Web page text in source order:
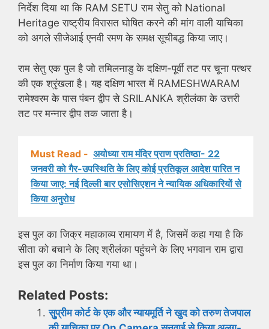
निर्देश दिया था कि RAM SETU राम सेतु को National
Heritage राष्ट्रीय विरासत घोषित करने की मांग वाली याचिका
को अगले सीजेआई एनवी रमण के समक्ष सूचीबद्ध किया जाए।
राम सेतु एक पुल है जो तमिलनाडु के दक्षिण-पूर्वी तट पर चूना पत्थर
की एक श्रृंखला है। यह दक्षिण भारत में RAMESHWARAM
रामेश्वरम के पास पंबन द्वीप से SRILANKA श्रीलंका के उत्तरी
तट पर मन्नार द्वीप तक जाता है।
Must Read - अयोध्या राम मंदिर प्राण प्रतिष्ठा- 22
जनवरी को गैर-उपस्थिति के लिए कोई प्रतिकूल आदेश पारित न
किया जाए: नई दिल्ली बार एसोसिएशन ने न्यायिक अधिकारियों से
किया अनुरोध
इस पुल का जिक्र महाकाव्य रामायण में है, जिसमें कहा गया है कि
सीता को बचाने के लिए श्रीलंका पहुंचने के लिए भगवान राम द्वारा
इस पुल का निर्माण किया गया था।
Related Posts:
सुु्प्रीम कोर्ट के एक और न्यायमूर्ति ने खुद को तरुण तेजपाल